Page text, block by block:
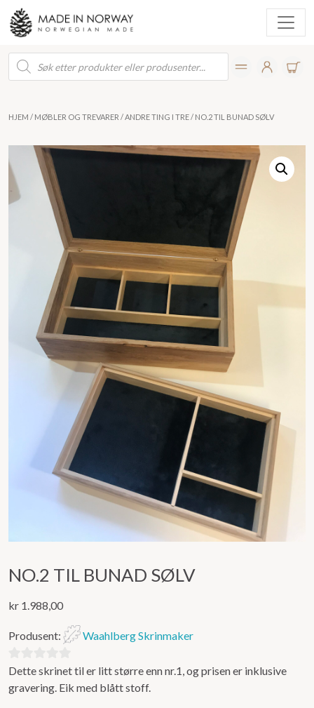
Products
search
HJEM / MØBLER OG TREVARER /ANDRE TING I TRE/ NO.2 TIL BUNAD SØLV
NO.2 TIL BUNAD SØLV
kr 1.988,00
Produsent: Waahlberg Skrinmaker
0
ut
Dette skrinet til er litt større enn nr.1, og prisen er inklusive
gravering. Eik med blått stoff.